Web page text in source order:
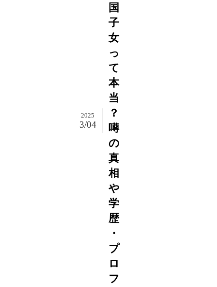
国
子
女
っ
て
本
当
？
噂
の
真
相
や
学
歴
・
プ
ロ
フ
2025
3/04